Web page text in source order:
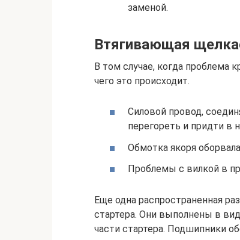
заменой.
Втягивающая
В том случае, когда проблема
чего это происходит.
Силовой провод,
перегореть и придти в
Обмотка якоря
Проблемы с вилкой в
Еще одна распространенная
стартера. Они выполнены в
части стартера. Подшипники